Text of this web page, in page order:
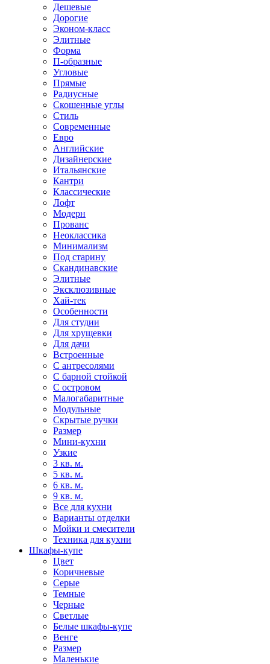
Дешевые
Дорогие
Эконом-класс
Элитные
Форма
П-образные
Угловые
Прямые
Радиусные
Скошенные углы
Стиль
Современные
Евро
Английские
Дизайнерские
Итальянские
Кантри
Классические
Лофт
Модерн
Прованс
Неоклассика
Минимализм
Под старину
Скандинавские
Элитные
Эксклюзивные
Хай-тек
Особенности
Для студии
Для хрущевки
Для дачи
Встроенные
С антресолями
С барной стойкой
С островом
Малогабаритные
Модульные
Скрытые ручки
Размер
Мини-кухни
Узкие
3 кв. м.
5 кв. м.
6 кв. м.
9 кв. м.
Все для кухни
Варианты отделки
Мойки и смесители
Техника для кухни
Шкафы-купе
Цвет
Коричневые
Серые
Темные
Черные
Светлые
Белые шкафы-купе
Венге
Размер
Маленькие